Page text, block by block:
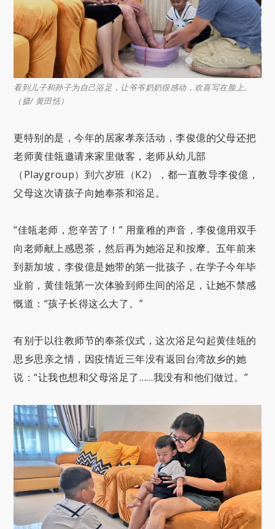
看到儿子和孙子为自己浴足，让爷爷奶奶很感动，欢喜写在脸上。
（摄/ 黄田恬）
更特别的是，今年的居家孝亲活动，李俊億的父母还把
老师黄佳瓴邀请来家里做客，老师从幼儿部
（Playgroup）到六岁班（K2），都一直教导李俊億，
父母这次请孩子向她奉茶和浴足。
“佳瓴老师，您辛苦了！” 用童稚的声音，李俊億用双手
向老师献上感恩茶，然后再为她浴足和按摩。五年前来
到新加坡，李俊億是她带的第一批孩子，在学子今年毕
业前，黄佳瓴第一次体验到师生间的浴足，让她不禁感
慨道：“孩子长得这么大了。”
有别于以往教师节的奉茶仪式，这次浴足勾起黄佳瓴的
思乡思亲之情，因疫情近三年没有返回台湾故乡的她
说：“让我也想和父母浴足了……我没有和他们做过。”